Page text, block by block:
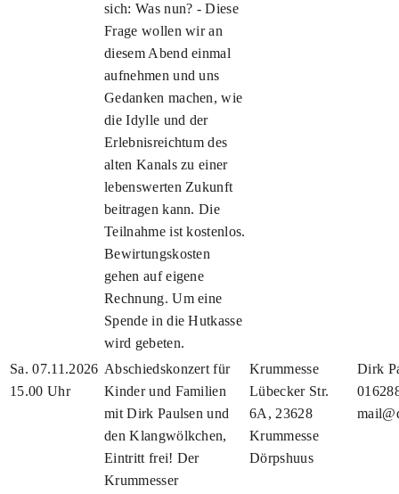
sich: Was nun? - Diese
Frage wollen wir an
diesem Abend einmal
aufnehmen und uns
Gedanken machen, wie
die Idylle und der
Erlebnisreichtum des
alten Kanals zu einer
lebenswerten Zukunft
beitragen kann. Die
Teilnahme ist kostenlos.
Bewirtungskosten
gehen auf eigene
Rechnung. Um eine
Spende in die Hutkasse
wird gebeten.
Sa. 07.11.2026
15.00 Uhr
Abschiedskonzert für
Kinder und Familien
mit Dirk Paulsen und
den Klangwölkchen,
Eintritt frei! Der
Krummesser
Krummesse
Lübecker Str.
6A, 23628
Krummesse
Dörpshuus
Dirk